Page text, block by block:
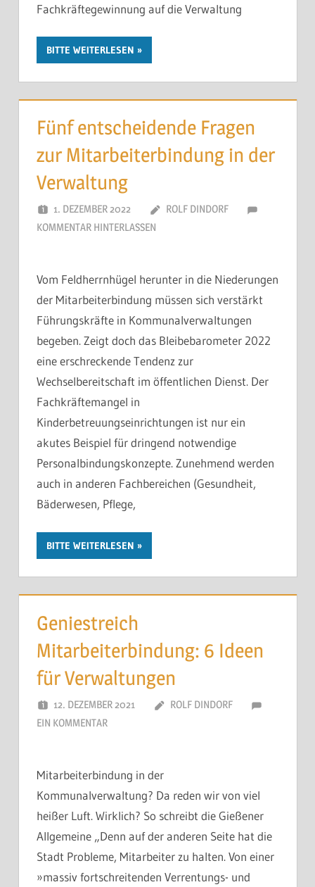
Fachkräftegewinnung auf die Verwaltung
BITTE WEITERLESEN
Fünf entscheidende Fragen
zur Mitarbeiterbindung in der
Verwaltung
1. DEZEMBER 2022
ROLF DINDORF
KOMMENTAR HINTERLASSEN
Vom Feldherrnhügel herunter in die Niederungen
der Mitarbeiterbindung müssen sich verstärkt
Führungskräfte in Kommunalverwaltungen
begeben. Zeigt doch das Bleibebarometer 2022
eine erschreckende Tendenz zur
Wechselbereitschaft im öffentlichen Dienst. Der
Fachkräftemangel in
Kinderbetreuungseinrichtungen ist nur ein
akutes Beispiel für dringend notwendige
Personalbindungskonzepte. Zunehmend werden
auch in anderen Fachbereichen (Gesundheit,
Bäderwesen, Pflege,
BITTE WEITERLESEN
Geniestreich
Mitarbeiterbindung: 6 Ideen
für Verwaltungen
12. DEZEMBER 2021
ROLF DINDORF
EIN KOMMENTAR
Mitarbeiterbindung in der
Kommunalverwaltung? Da reden wir von viel
heißer Luft. Wirklich? So schreibt die Gießener
Allgemeine „Denn auf der anderen Seite hat die
Stadt Probleme, Mitarbeiter zu halten. Von einer
»massiv fortschreitenden Verrentungs- und